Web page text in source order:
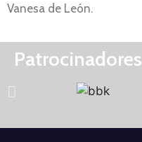
Vanesa de León.
Patrocinadores